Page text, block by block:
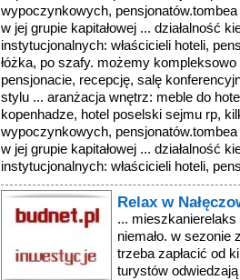
wypoczynkowych,
w jej grupie kapitałowej ... działalność
instytucjonalnych: właścicieli hoteli,
łóżka, po szafy. możemy
pensjonacie, recepcję, salę
stylu ... aranżacja wnętrz: meble do
kopenhadze, hotel poselski sejmu rp,
wypoczynkowych,
w jej grupie kapitałowej ... działalność
instytucjonalnych: właścicieli hoteli,
Relax w
... mieszkanierelaks
niemało. w sezonie
trzeba zapłacić od
turystów